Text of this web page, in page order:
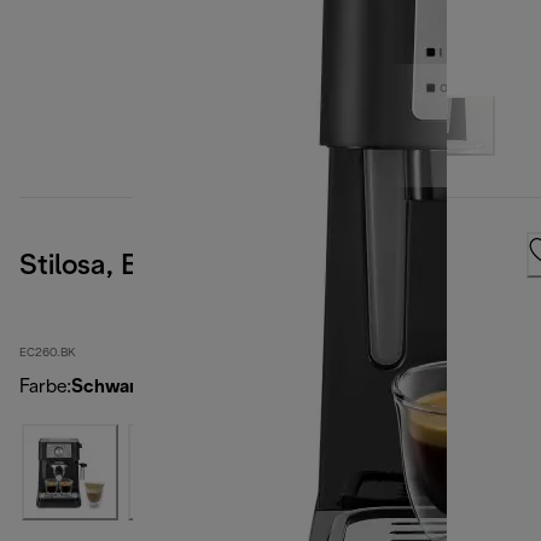
Stilosa, Black
EC260.BK
Farbe:Schwarz